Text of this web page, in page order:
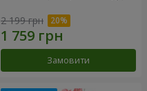
2 199 грн
Замовити